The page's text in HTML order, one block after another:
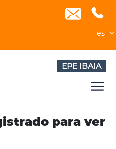
es
EPE IBAIA
para ver